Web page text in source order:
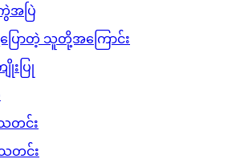
ပြဲ
ောတဲ့ သူတို့အကြောင်း
းပြု
တင်း
တင်း